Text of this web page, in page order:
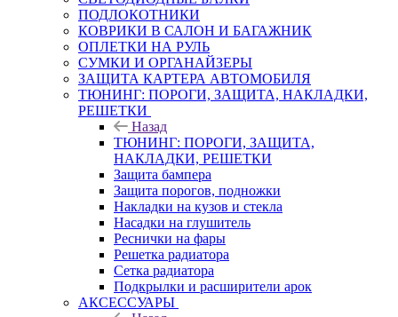
ПОДЛОКОТНИКИ
КОВРИКИ В САЛОН И БАГАЖНИК
ОПЛЕТКИ НА РУЛЬ
СУМКИ И ОРГАНАЙЗЕРЫ
ЗАЩИТА КАРТЕРА АВТОМОБИЛЯ
ТЮНИНГ: ПОРОГИ, ЗАЩИТА, НАКЛАДКИ,
РЕШЕТКИ
Назад
ТЮНИНГ: ПОРОГИ, ЗАЩИТА,
НАКЛАДКИ, РЕШЕТКИ
Защита бампера
Защита порогов, подножки
Накладки на кузов и стекла
Насадки на глушитель
Реснички на фары
Решетка радиатора
Сетка радиатора
Подкрылки и расширители арок
АКСЕССУАРЫ